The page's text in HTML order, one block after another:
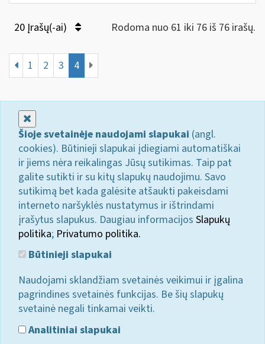
20 Įrašų(-ai) Rodoma nuo 61 iki 76 iš 76 irašų.
1 2 3 4
Šioje svetainėje naudojami slapukai (angl.
cookies). Būtinieji slapukai įdiegiami automatiškai
ir jiems nėra reikalingas Jūsų sutikimas. Taip pat
galite sutikti ir su kitų slapukų naudojimu. Savo
sutikimą bet kada galėsite atšaukti pakeisdami
interneto naršyklės nustatymus ir ištrindami
įrašytus slapukus. Daugiau informacijos Slapukų
politika; Privatumo politika.
Būtinieji slapukai
Naudojami sklandžiam svetainės veikimui ir įgalina
pagrindines svetainės funkcijas. Be šių slapukų
svetainė negali tinkamai veikti.
Analitiniai slapukai